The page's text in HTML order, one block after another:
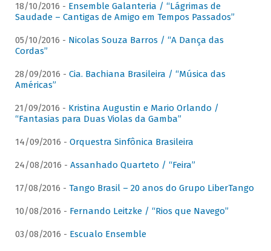
18/10/2016 - Ensemble Galanteria / “Lágrimas de
Saudade – Cantigas de Amigo em Tempos Passados”
05/10/2016 - Nicolas Souza Barros / “A Dança das
Cordas”
28/09/2016 - Cia. Bachiana Brasileira / “Música das
Américas”
21/09/2016 - Kristina Augustin e Mario Orlando /
“Fantasias para Duas Violas da Gamba”
14/09/2016 - Orquestra Sinfônica Brasileira
24/08/2016 - Assanhado Quarteto / “Feira”
17/08/2016 - Tango Brasil – 20 anos do Grupo LiberTango
10/08/2016 - Fernando Leitzke / “Rios que Navego”
03/08/2016 - Escualo Ensemble